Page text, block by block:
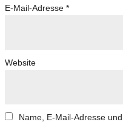
E-Mail-Adresse*
Website
Name, E-Mail-Adresse